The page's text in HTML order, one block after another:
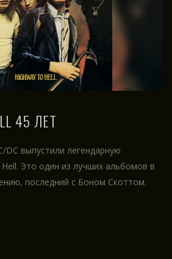
45 ЛЕТ
DC выпустили легендарную
Hell. Это один из лучших альбомов в
последний с Боном Скоттом.